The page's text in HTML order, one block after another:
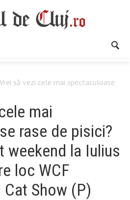
Vrei să vezi cele mai spectaculoase
mai
rase de pisici?
weekend la Iulius
loc WCF
Show (P)